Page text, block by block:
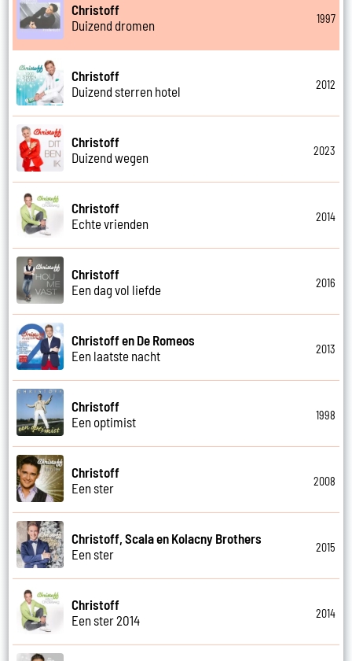
Christoff
Duizend dromen
1997
Christoff
Duizend sterren hotel
2012
Christoff
Duizend wegen
2023
Christoff
Echte vrienden
2014
Christoff
Een dag vol liefde
2016
Christoff en De Romeos
Een laatste nacht
2013
Christoff
Een optimist
1998
Christoff
Een ster
2008
Christoff, Scala en Kolacny Brothers
Een ster
2015
Christoff
Een ster 2014
2014